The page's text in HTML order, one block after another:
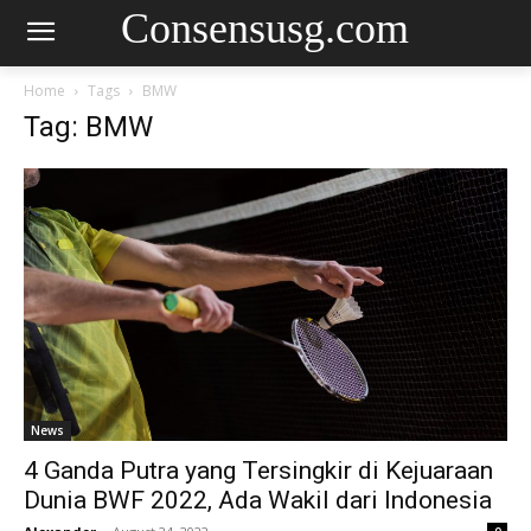
Consensusg.com
Home Tags BMW
Tag: BMW
News
4 Ganda Putra yang Tersingkir di Kejuaraan
Dunia BWF 2022, Ada Wakil dari Indonesia